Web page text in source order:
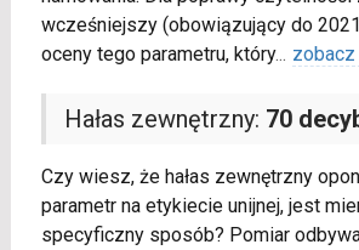
wcześniejszy (obowiązujący do
oceny tego parametru, który... zobacz
Hałas zewnętrzny: 70
Czy wiesz, że hałas zewnętrzny
parametr na etykiecie unijnej, jest
specyficzny sposób? Pomiar